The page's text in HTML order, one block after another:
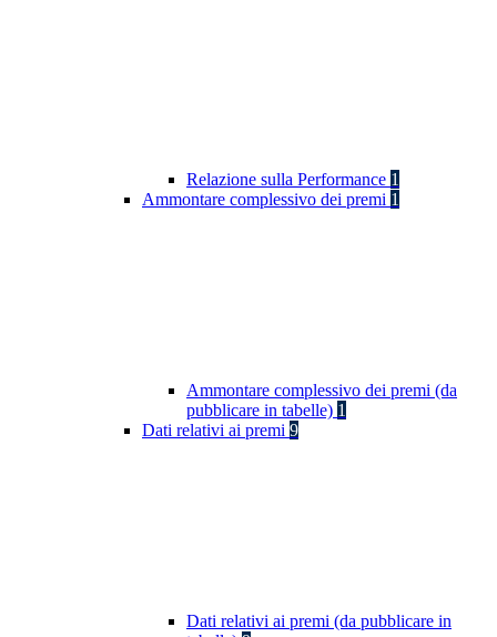
Relazione sulla Performance 1
Ammontare complessivo dei premi 1
Ammontare complessivo dei premi (da
pubblicare in tabelle) 1
Dati relativi ai premi 9
Dati relativi ai premi (da pubblicare in